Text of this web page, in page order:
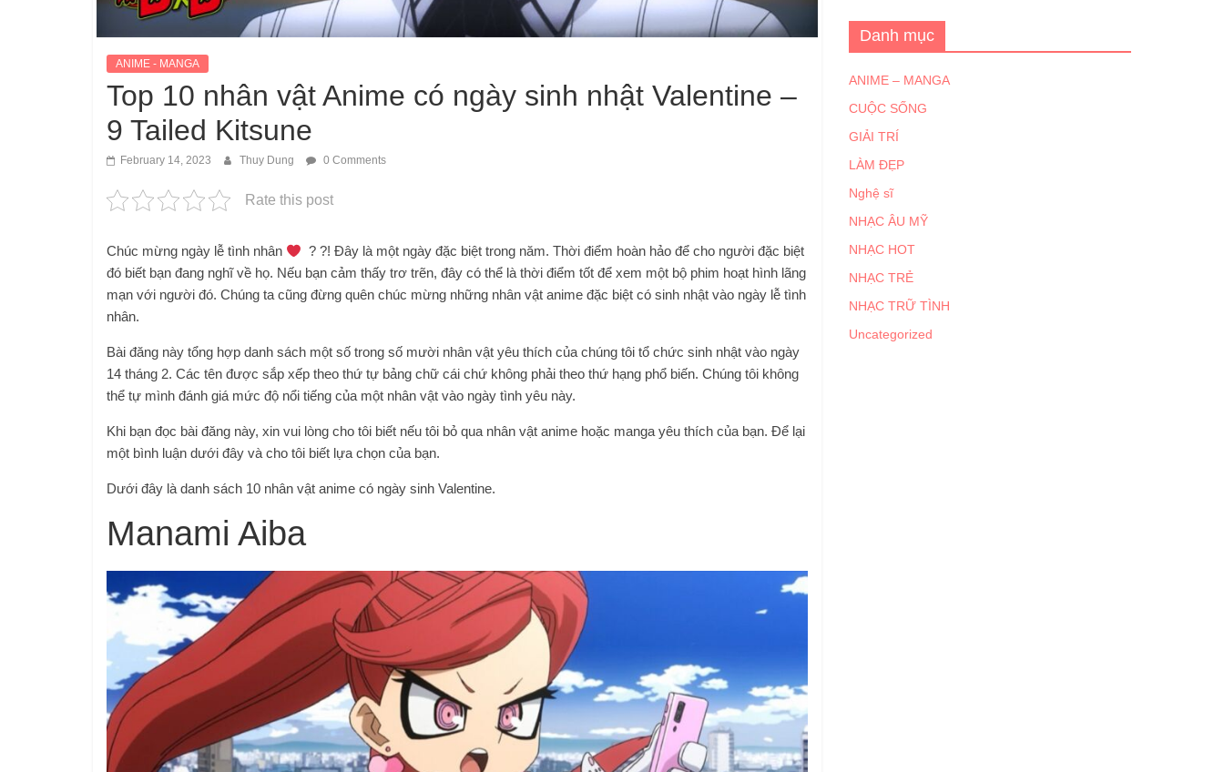
ANIME - MANGA
Top 10 nhân vật Anime có ngày sinh nhật Valentine –
9 Tailed Kitsune
February 14, 2023 Thuy Dung 0 Comments
Rate this post
Chúc mừng ngày lễ tình nhân
? ?! Đây là một ngày đặc biệt trong năm. Thời điểm hoàn hảo để cho người đặc biệt
đó biết bạn đang nghĩ về họ. Nếu bạn cảm thấy trơ trẽn, đây có thể là thời điểm tốt để xem một bộ phim hoạt hình lãng
mạn với người đó. Chúng ta cũng đừng quên chúc mừng những nhân vật anime đặc biệt có sinh nhật vào ngày lễ tình
nhân.
Bài đăng này tổng hợp danh sách một số trong số mười nhân vật yêu thích của chúng tôi tổ chức sinh nhật vào ngày
14 tháng 2. Các tên được sắp xếp theo thứ tự bảng chữ cái chứ không phải theo thứ hạng phổ biến. Chúng tôi không
thể tự mình đánh giá mức độ nổi tiếng của một nhân vật vào ngày tình yêu này.
Khi bạn đọc bài đăng này, xin vui lòng cho tôi biết nếu tôi bỏ qua nhân vật anime hoặc manga yêu thích của bạn. Để lại
một bình luận dưới đây và cho tôi biết lựa chọn của bạn.
Dưới đây là danh sách 10 nhân vật anime có ngày sinh Valentine.
Manami Aiba
Danh mục
ANIME – MANGA
CUỘC SỐNG
GIẢI TRÍ
LÀM ĐẸP
Nghệ sĩ
NHẠC ÂU MỸ
NHẠC HOT
NHẠC TRẺ
NHẠC TRỮ TÌNH
Uncategorized